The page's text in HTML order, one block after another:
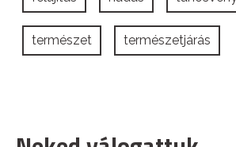
természet természetjárás